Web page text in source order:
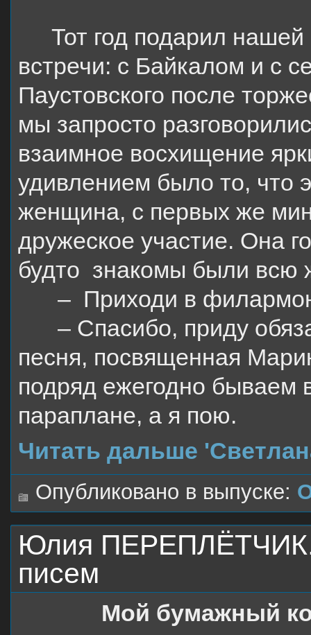
Тот год подарил
встречи: с Байкалом и с
Паустовского после
мы запросто
взаимное восхищение
удивлением было то, что
женщина, с первых же
дружеское участие. Она
будто знакомы были всю
– Приходи в
– Спасибо, приду
песня, посвященная
подряд ежегодно бываем
параплане, а я пою.
Читать дальше
Опубликовано в выпуске:
Юлия ПЕРЕПЛЁТЧИК.
писем
Мой бумажный